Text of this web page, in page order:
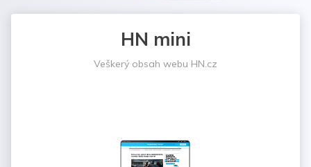
HN mini
Veškerý obsah webu HN.cz